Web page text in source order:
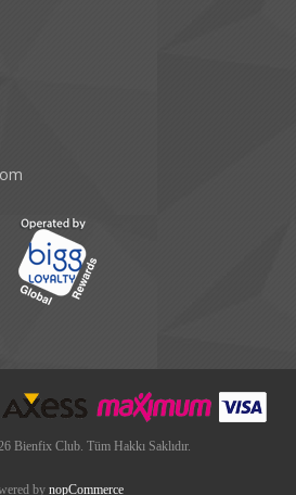
Bienfix Club. Tüm Hakkı Saklıdır.
by nopCommerce